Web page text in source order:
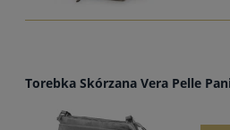
Torebka Skórzana Vera Pelle